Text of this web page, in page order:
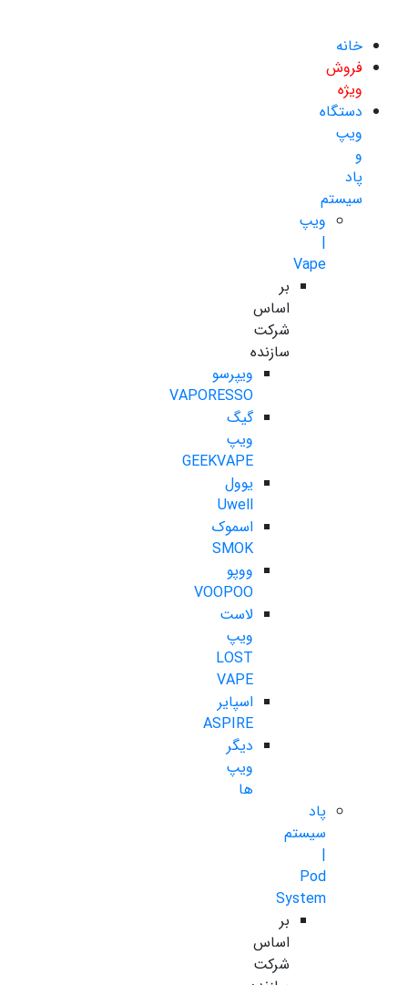
خانه
فروش
ویژه
دستگاه
ویپ
و
پاد
سیستم
ویپ
|
Vape
بر
اساس
شرکت
سازنده
ویپرسو
VAPORESSO
گیگ
ویپ
GEEKVAPE
یوول
Uwell
اسموک
SMOK
ووپو
VOOPOO
لاست
ویپ
LOST
VAPE
اسپایر
ASPIRE
دیگر
ویپ
ها
پاد
سیستم
|
Pod
System
بر
اساس
شرکت